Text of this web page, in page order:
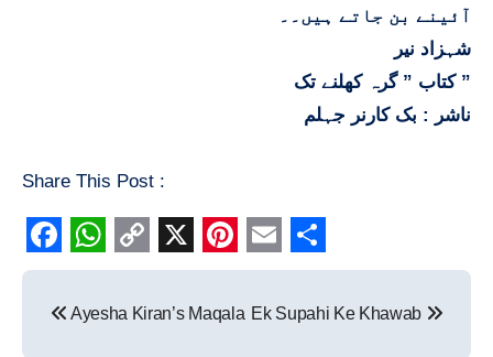
آئینے بن جاتے ہیں۔۔
شہزاد نیر
کتاب ” گرہ کھلنے تک ”
ناشر : بک کارنر جہلم
Share This Post :
Facebook
WhatsApp
Copy
Link
X Pinterest
EmailShare
navigation
Ayesha Kiran’s Maqala Ek Supahi Ke Khawab